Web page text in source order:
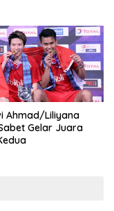
Ahmad/Liliyana
Gelar Juara